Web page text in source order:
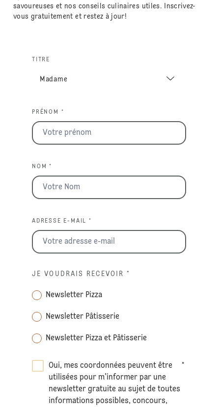
savoureuses et nos conseils culinaires utiles. Inscrivez-
vous gratuitement et restez à jour!
TITRE
PRÉNOM *
NOM *
ADRESSE E-MAIL *
JE VOUDRAIS RECEVOIR *
Newsletter Pizza
Newsletter Pâtisserie
Newsletter Pizza et Pâtisserie
Oui, mes coordonnées peuvent être
utilisées pour m'informer par une
newsletter gratuite au sujet de toutes
informations possibles, concours,
*